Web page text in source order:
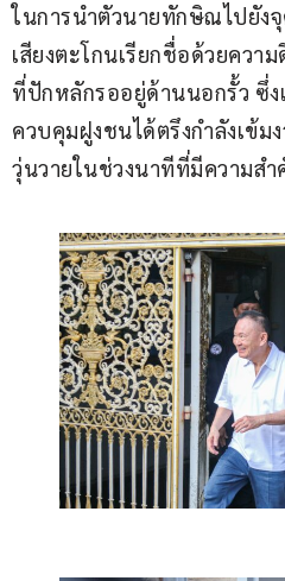
ในการนำตัวนายทักษิณไปยัง
เสียงตะโกนเรียกชื่อด้วยควา
ที่ปักหลักรออยู่ด้านนอกรั้ว ซึ่ง
ควบคุมฝูงชนได้ตรึงกำลังเข้ม
วุ่นวายในช่วงนาทีที่มีความส